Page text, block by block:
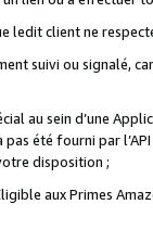
ledit client ne
suivi ou signalé,
au sein d’une
été fourni par
disposition ;
aux Primes